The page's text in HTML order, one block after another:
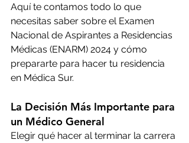
Aquí te contamos todo lo que
necesitas saber sobre el Examen
Nacional de Aspirantes a Residencias
Médicas (ENARM) 2024 y cómo
prepararte para hacer tu residencia
en Médica Sur.
La Decisión Más Importante para
un Médico General
Elegir qué hacer al terminar la carrera